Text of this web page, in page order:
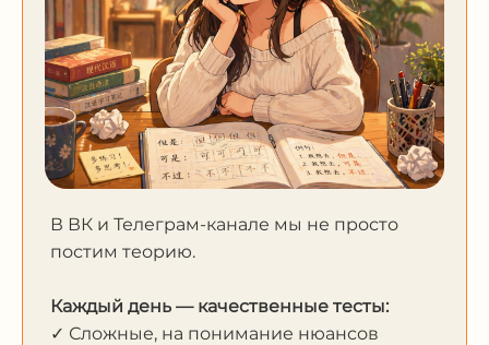
В ВК и Телеграм-канале мы не просто
постим теорию.
Каждый день — качественные тесты:
✓ Сложные, на понимание нюансов